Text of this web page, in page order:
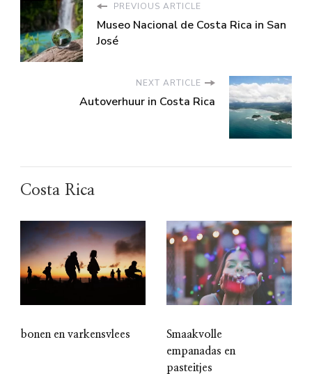
PREVIOUS ARTICLE
Museo Nacional de Costa Rica in San
José
NEXT ARTICLE
Autoverhuur in Costa Rica
Costa Rica
bonen en varkensvlees
Smaakvolle
empanadas en
pasteitjes